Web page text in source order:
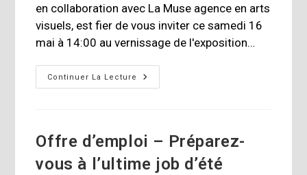
en collaboration avec La Muse agence en arts
visuels, est fier de vous inviter ce samedi 16
mai à 14:00 au vernissage de l'exposition…
Continuer La Lecture
EXPOSITION:
8
2009
Offre d’emploi – Préparez-
vous à l’ultime job d’été